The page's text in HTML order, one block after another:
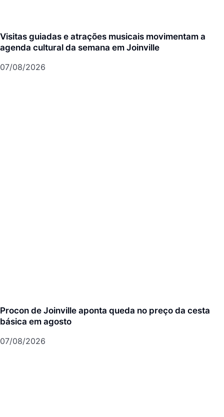
Visitas guiadas e atrações musicais movimentam a
agenda cultural da semana em Joinville
07/08/2026
Procon de Joinville aponta queda no preço da cesta
básica em agosto
07/08/2026